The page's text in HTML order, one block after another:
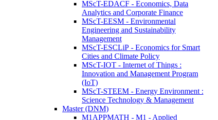
MScT-EDACF - Economics, Data
Analytics and Corporate Finance
MScT-EESM - Environmental
Engineering and Sustainability
Management
MScT-ESCLiP - Economics for Smart
Cities and Climate Policy
MScT-IOT - Internet of Things :
Innovation and Management Program
(IoT)
MScT-STEEM - Energy Environment :
Science Technology & Management
Master (DNM)
M1APPMATH - M1 - Applied